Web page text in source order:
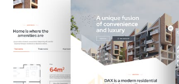
和分析网站访问数据，企业可以了解用